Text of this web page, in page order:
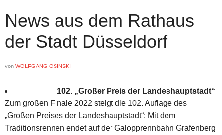
News aus dem Rathaus
der Stadt Düsseldorf
von WOLFGANG OSINSKI
102. „Großer Preis der Landeshauptstadt“
Zum großen Finale 2022 steigt die 102. Auflage des
„Großen Preises der Landeshauptstadt“: Mit dem
Traditionsrennen endet auf der Galopprennbahn Grafenberg